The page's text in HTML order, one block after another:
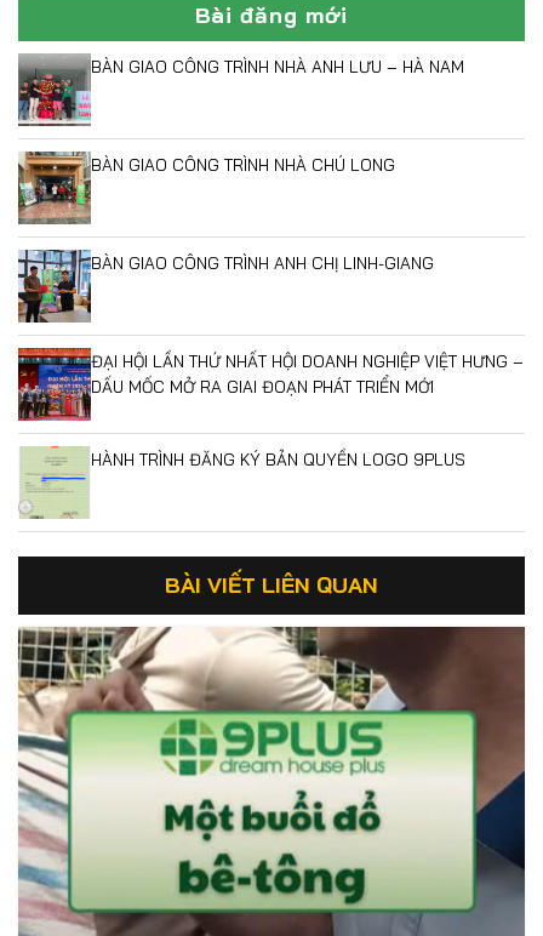
Bài đăng mới
BÀN GIAO CÔNG TRÌNH NHÀ ANH LƯU – HÀ NAM
BÀN GIAO CÔNG TRÌNH NHÀ CHÚ LONG
BÀN GIAO CÔNG TRÌNH ANH CHỊ LINH-GIANG
ĐẠI HỘI LẦN THỨ NHẤT HỘI DOANH NGHIỆP VIỆT HƯNG –
DẤU MỐC MỞ RA GIAI ĐOẠN PHÁT TRIỂN MỚI
HÀNH TRÌNH ĐĂNG KÝ BẢN QUYỀN LOGO 9PLUS
BÀI VIẾT LIÊN QUAN